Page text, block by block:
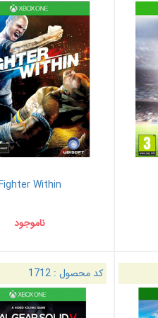
Within
ناموجود
کد محصول : 1712